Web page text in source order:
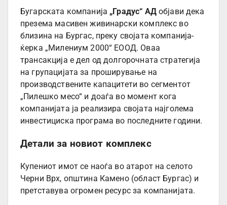
Бугарската компанија „Градус“ АДобјави дека
презема масивен живинарски комплекс во
близина на Бургас, преку својата компанија-
ќерка „Милениум 2000“ ЕООД. Оваа
трансакција е дел од долгорочната стратегија
на групацијата за проширување на
производствените капацитети во сегментот
„Пилешко месо“ и доаѓа во момент кога
компанијата ја реализира својата најголема
инвестициска програма во последните години.
Детали за новиот комплекс
Купениот имот се наоѓа во атарот на селото
Черни Врх, општина Камено (област Бургас) и
претставува огромен ресурс за компанијата.